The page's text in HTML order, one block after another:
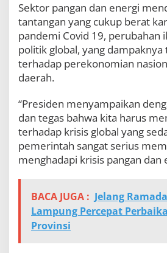
Sektor pangan dan energi
tantangan yang cukup berat
pandemi Covid 19, perubahan
politik global, yang dampaknya
terhadap perekonomian
daerah.
“Presiden menyampaikan
dan tegas bahwa kita harus
terhadap krisis global yang
pemerintah sangat serius
menghadapi krisis pangan dan
BACA JUGA : Jelang
Lampung Percepat
Provinsi